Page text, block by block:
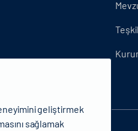
geliştirmek
sağlamak